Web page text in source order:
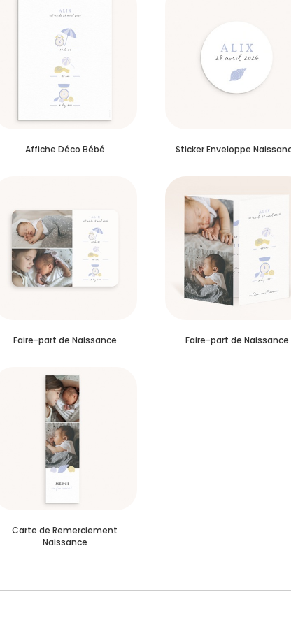
Affiche Déco Bébé Sticker Enveloppe
Faire-part de Naissance Faire-part de Naissance
Carte de Remerciement
Naissance